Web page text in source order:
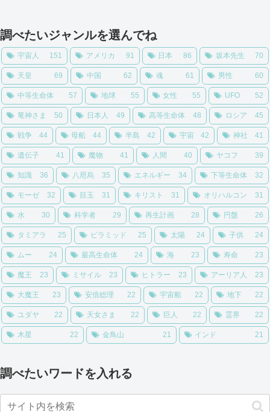
調べたいジャンルを選んでね
宇宙人 151 アメリカ 91 日本 86 坂本先生 70
天皇 69 中国 62 魂 61 男性 60
中等生命体 57 地球 55 女性 55 UFO 52
竜神さま 50 日本人 49 高等生命体 48 ロシア 45
戦争 44 母船 44 半島 42 宇宙 42 神社 41
遺伝子 41 魔物 41 人間 40 ヤコフ 39
知識 36 八咫烏 35 エネルギー 34 下等生命体 32
モーゼ 32 目玉 31 キリスト 31 オリハルコン 31
水 30 科学者 29 再生計画 28 円盤 26
タミアラ 25 ピラミッド 25 太陽 24 子供 24
ムー 24 最高生命体 24 海 23 寿命 23
魔王 23 ミサイル 23 ヒトラー 23 アーリア人 23
大魔王 23 安倍総理 22 宇宙船 22 地下 22
ユダヤ 22 天女さま 22 巨人 22 霊界 22
木星 22 金鳥山 21 インド 21
調べたいワードを入れる